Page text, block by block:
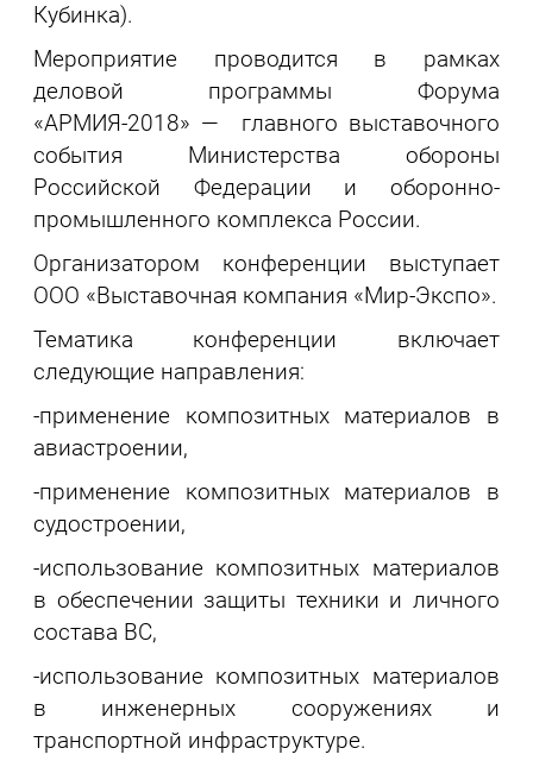
Кубинка).
Мероприятие проводится в рамках
деловой программы Форума
«АРМИЯ-2018» — главного выставочного
события Министерства обороны
Российской Федерации и оборонно-
промышленного комплекса России.
Организатором конференции выступает
ООО «Выставочная компания «Мир-Экспо».
Тематика конференции включает
следующие направления:
-применение композитных материалов в
авиастроении,
-применение композитных материалов в
судостроении,
-использование композитных материалов
в обеспечении защиты техники и личного
состава ВС,
-использование композитных материалов
в инженерных сооружениях и
транспортной инфраструктуре.